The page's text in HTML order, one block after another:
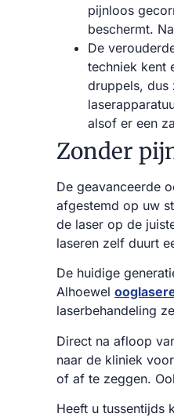
pijnloos
beschermt.
De
techniek kent
druppels, dus
alsof er een
Zonder
De geavanceerde
afgestemd op uw
de laser op de
laseren zelf duurt
De huidige
Alhoewel
laserbehandeling
Direct na afloop
naar de kliniek
of af te zeggen.
Heeft u tussentijds